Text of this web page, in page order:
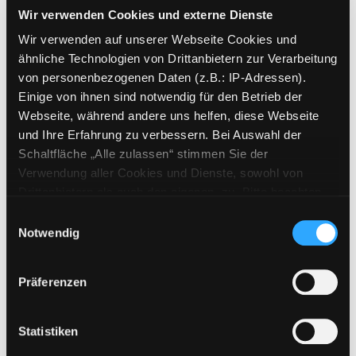
Wir verwenden Cookies und externe Dienste
Wir verwenden auf unserer Webseite Cookies und
ähnliche Technologien von Drittanbietern zur Verarbeitung
von personenbezogenen Daten (z.B.: IP-Adressen).
Einige von ihnen sind notwendig für den Betrieb der
Webseite, während andere uns helfen, diese Webseite
und Ihre Erfahrung zu verbessern. Bei Auswahl der
Schaltfläche „Alle zulassen“ stimmen Sie der
Verwendung aller Cookies und Dienste, sowohl von
Cookies von Drittanbietern, eine Verarbeitung in
unsicheren Drittländern (Länder außerhalb des EWR
ohne adäquates Datenschutzniveau) stattfinden kann. In
diesem Zusammenhang können aktuell Risiken für
Eine Verarbeitung durch solche Cookies oder Dienste
erfolgt nur, wenn Sie die jeweilige Einwilligung erteilen
Notwendig
Präferenzen
Statistiken
Naturwacht
Exemplar-Details von Steiermark anzeigen
Mediengruppe:Sachbuch
Steiermark
Wandern, Beobachten, Natur
erleben
Verfasser:Matzer, Mario;
Siebenhofer, WalpurgaSuche nach
Jahr:2002 Verlag: Graz [u.a.], Styria
Wandern in der Toscana
Köln, DuMont